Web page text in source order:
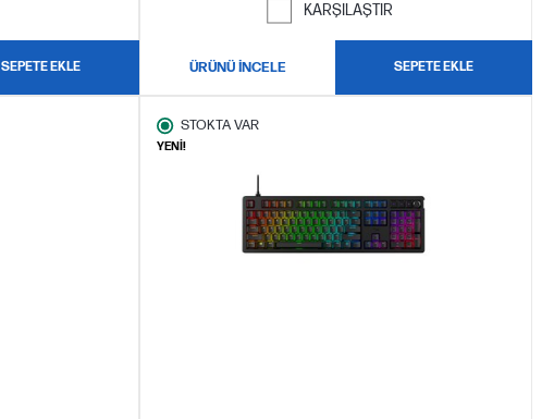
SEPETE EKLE
KARŞILAŞTIR
ÜRÜNÜ İNCELE SEPETE EKLE
STOKTA VAR
YENİ!